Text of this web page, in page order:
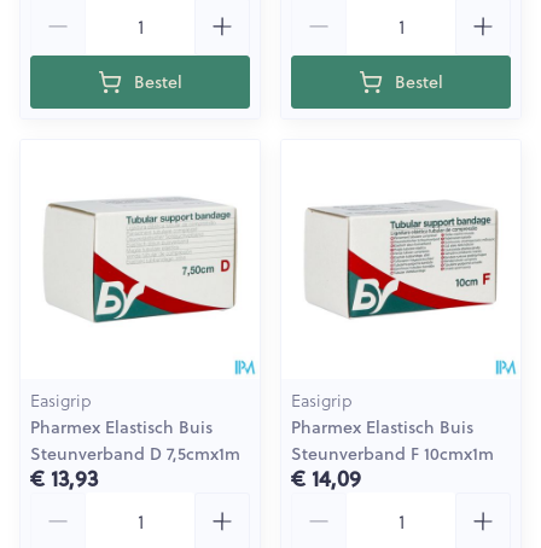
Bestel Bestel
Easigrip
Pharmex Elastisch Buis
Steunverband D 7,5cmx1m
€ 13,93
Easigrip
Pharmex Elastisch Buis
Steunverband F 10cmx1m
€ 14,09